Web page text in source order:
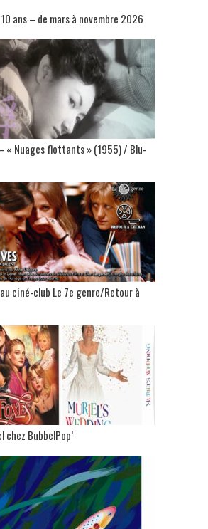
ans – de mars à novembre 2026
« Nuages flottants » (1955) / Blu-
ciné-club Le 7e genre/Retour à
chez BubbelPop’